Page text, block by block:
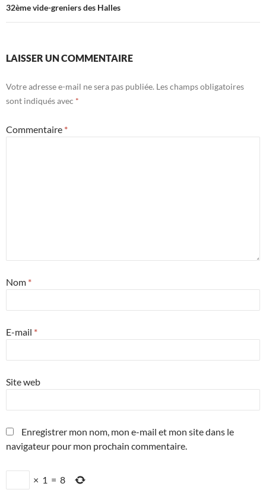
32ème vide-greniers des Halles
LAISSER UN COMMENTAIRE
Votre adresse e-mail ne sera pas publiée. Les champs obligatoires
sont indiqués avec *
Commentaire *
Nom *
E-mail *
Site web
Enregistrer mon nom, mon e-mail et mon site dans le
navigateur pour mon prochain commentaire.
× 1 = 8